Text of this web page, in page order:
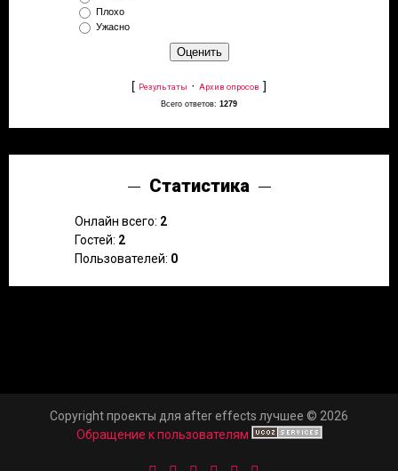
Плохо
Ужасно
[ Результаты · Архив опросов ]
Всего ответов: 1279
Статистика
Онлайн всего: 2
Гостей: 2
Пользователей: 0
Copyright проекты для after effects лучшее © 2026
Обращение к пользователям